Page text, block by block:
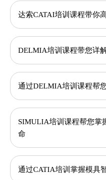
达索CATAI培训课程带你
DELMIA培训课程带您详
通过DELMIA培训课程帮
SIMULIA培训课程帮您掌
命
通过CATIA培训掌握模具